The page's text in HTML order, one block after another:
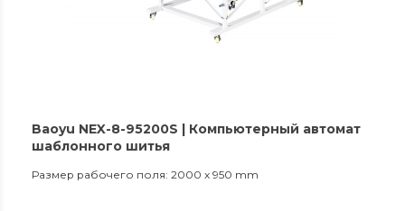
Baoyu NEX-8-95200S | Компьютерный автомат
шаблонного шитья
Размер рабочего поля: 2000 x 950 mm